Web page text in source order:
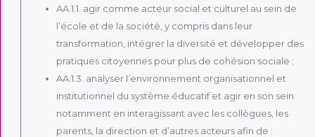
AA.1.1. agir comme acteur social et culturel au sein de
l’école et de la société, y compris dans leur
transformation, intégrer la diversité et développer des
pratiques citoyennes pour plus de cohésion sociale ;
AA.1.3. analyser l’environnement organisationnel et
institutionnel du système éducatif et agir en son sein
notamment en interagissant avec les collègues, les
parents, la direction et d’autres acteurs afin de :